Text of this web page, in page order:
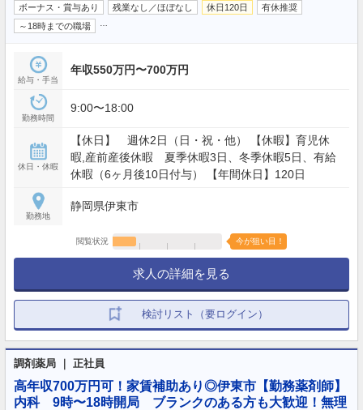
ボーナス・賞与あり
残業なし／ほぼなし 休日120日
有休推奨
～18時までの職場
給与・手当
年収550万円〜700万円
勤務時間
9:00〜18:00
休日・休暇
【休日】 週休2日（日・祝・他） 【休暇】育児休
暇,産前産後休暇 夏季休暇3日、冬季休暇5日、有給
休暇（6ヶ月後10日付与） 【年間休日】120日
勤務地
静岡県伊東市
閲覧状況 今が狙い目！
求人の詳細を見る
検討リスト（要ログイン）
調剤薬局 ｜ 正社員
高年収700万円可！家賃補助あり◎伊東市【勤務薬剤師】
内科 9時〜18時開局 ブランクのある方も大歓迎！無理